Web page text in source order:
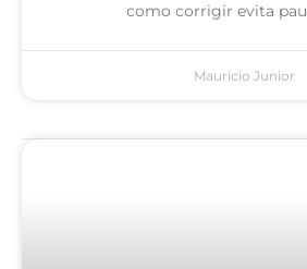
como corrigir evita
Mauricio Junior